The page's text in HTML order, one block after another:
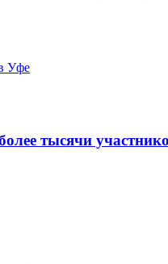
тысячи